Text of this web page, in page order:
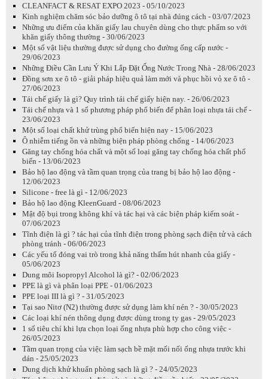
CLEANFACT & RESAT EXPO 2023 - 05/10/2023
Kinh nghiệm chăm sóc bảo dưỡng ô tô tại nhà đúng cách - 03/07/2023
Những ưu điểm của khăn giấy lau chuyên dùng cho thực phẩm so với
khăn giấy thông thường - 30/06/2023
Một số vật liệu thường được sử dụng cho đường ống cấp nước -
29/06/2023
Những Điều Cần Lưu Ý Khi Lắp Đặt Ống Nước Trong Nhà - 28/06/2023
Đồng sơn xe ô tô - giải pháp hiệu quả làm mới và phục hồi vỏ xe ô tô -
27/06/2023
Tái chế giấy là gì? Quy trình tái chế giấy hiện nay. - 26/06/2023
Tái chế nhựa và 1 số phương pháp phổ biến để phân loại nhựa tái chế -
23/06/2023
Một số loại chất khử trùng phổ biến hiện nay - 15/06/2023
Ô nhiễm tiếng ồn và những biện pháp phòng chống - 14/06/2023
Găng tay chống hóa chất và một số loại găng tay chống hóa chất phổ
biến - 13/06/2023
Bảo hộ lao động và tầm quan trọng của trang bị bảo hộ lao động -
12/06/2023
Silicone - free là gì - 12/06/2023
Bảo hộ lao động KleenGuard - 08/06/2023
Mật độ bụi trong không khí và tác hại và các biện pháp kiểm soát -
07/06/2023
Tĩnh điện là gì ? tác hại của tĩnh điện trong phòng sạch điện tử và cách
phòng tránh - 06/06/2023
Các yếu tố đóng vai trò trong khả năng thấm hút nhanh của giấy -
05/06/2023
Dung môi Isopropyl Alcohol là gì? - 02/06/2023
PPE là gì và phân loại PPE - 01/06/2023
PPE loại III là gì ? - 31/05/2023
Tại sao Nitơ (N2) thường được sử dụng làm khí nén ? - 30/05/2023
Các loại khí nén thông dụng được dùng trong ty gas - 29/05/2023
1 số tiêu chí khi lựa chọn loại ống nhựa phù hợp cho công việc -
26/05/2023
Tầm quan trọng của việc làm sạch bề mặt mối nối ống nhựa trước khi
dán - 25/05/2023
Dung dịch khử khuẩn phòng sạch là gì ? - 24/05/2023